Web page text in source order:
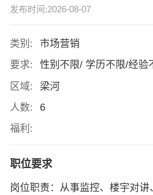
发布时间:2026-08-07
类别:
市场营销
要求:
性别不限/ 学历不限/经验
区域:
梁河
人数:
6
福利:
职位要求
岗位职责：从事监控、楼宇对